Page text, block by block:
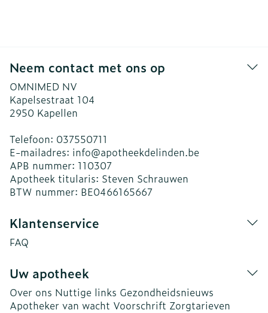
Neem contact met ons op
OMNIMED NV
Kapelsestraat 104
2950 Kapellen
Telefoon: 037550711
E-mailadres: info@apotheekdelinden.be
APB nummer: 110307
Apotheek titularis: Steven Schrauwen
BTW nummer: BE0466165667
Klantenservice
FAQ
Uw apotheek
Over ons Nuttige links Gezondheidsnieuws
Apotheker van wacht Voorschrift Zorgtarieven